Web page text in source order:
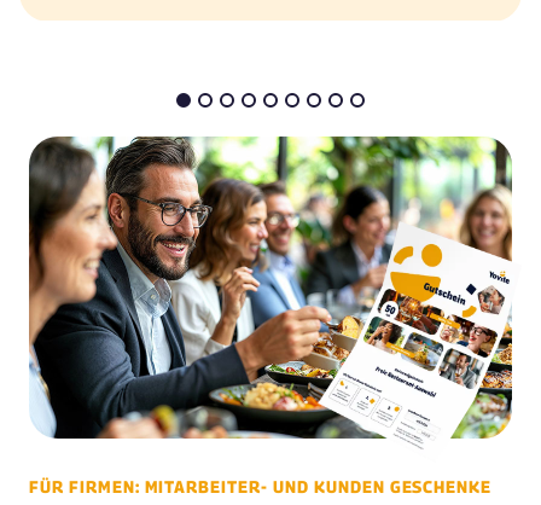
FÜR FIRMEN: MITARBEITER- UND KUNDEN GESCHENKE